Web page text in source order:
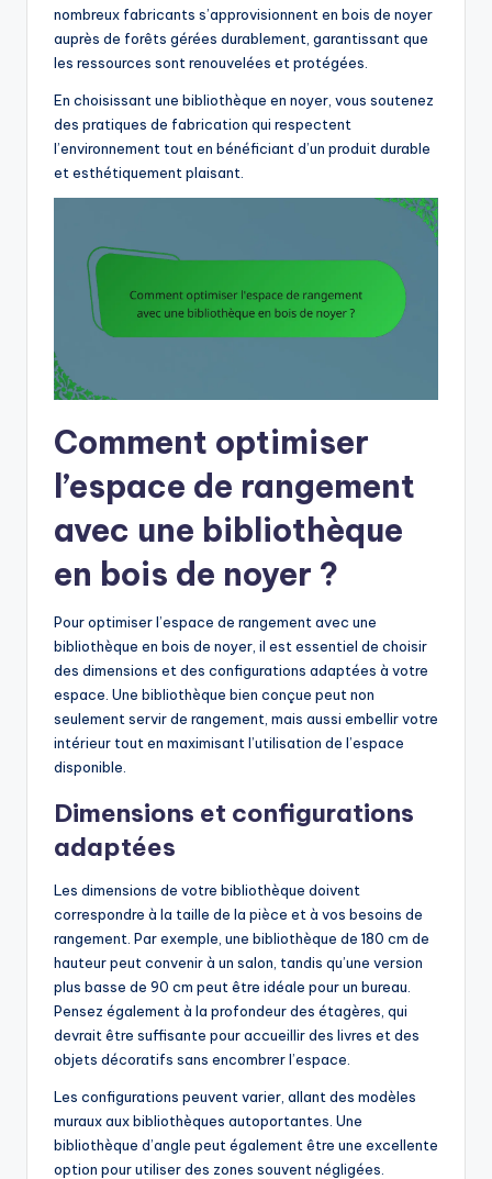
nombreux fabricants s’approvisionnent en bois de noyer
auprès de forêts gérées durablement, garantissant que
les ressources sont renouvelées et protégées.
En choisissant une bibliothèque en noyer, vous soutenez
des pratiques de fabrication qui respectent
l’environnement tout en bénéficiant d’un produit durable
et esthétiquement plaisant.
Comment optimiser
l’espace de rangement
avec une bibliothèque
en bois de noyer ?
Pour optimiser l’espace de rangement avec une
bibliothèque en bois de noyer, il est essentiel de choisir
des dimensions et des configurations adaptées à votre
espace. Une bibliothèque bien conçue peut non
seulement servir de rangement, mais aussi embellir votre
intérieur tout en maximisant l’utilisation de l’espace
disponible.
Dimensions et configurations
adaptées
Les dimensions de votre bibliothèque doivent
correspondre à la taille de la pièce et à vos besoins de
rangement. Par exemple, une bibliothèque de 180 cm de
hauteur peut convenir à un salon, tandis qu’une version
plus basse de 90 cm peut être idéale pour un bureau.
Pensez également à la profondeur des étagères, qui
devrait être suffisante pour accueillir des livres et des
objets décoratifs sans encombrer l’espace.
Les configurations peuvent varier, allant des modèles
muraux aux bibliothèques autoportantes. Une
bibliothèque d’angle peut également être une excellente
option pour utiliser des zones souvent négligées.